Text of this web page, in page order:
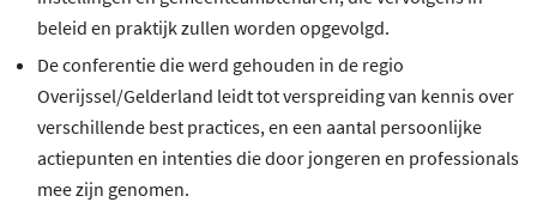
beleid en praktijk zullen worden opgevolgd.
De conferentie die werd gehouden in de regio
Overijssel/Gelderland leidt tot verspreiding van kennis over
verschillende best practices, en een aantal persoonlijke
actiepunten en intenties die door jongeren en professionals
mee zijn genomen.